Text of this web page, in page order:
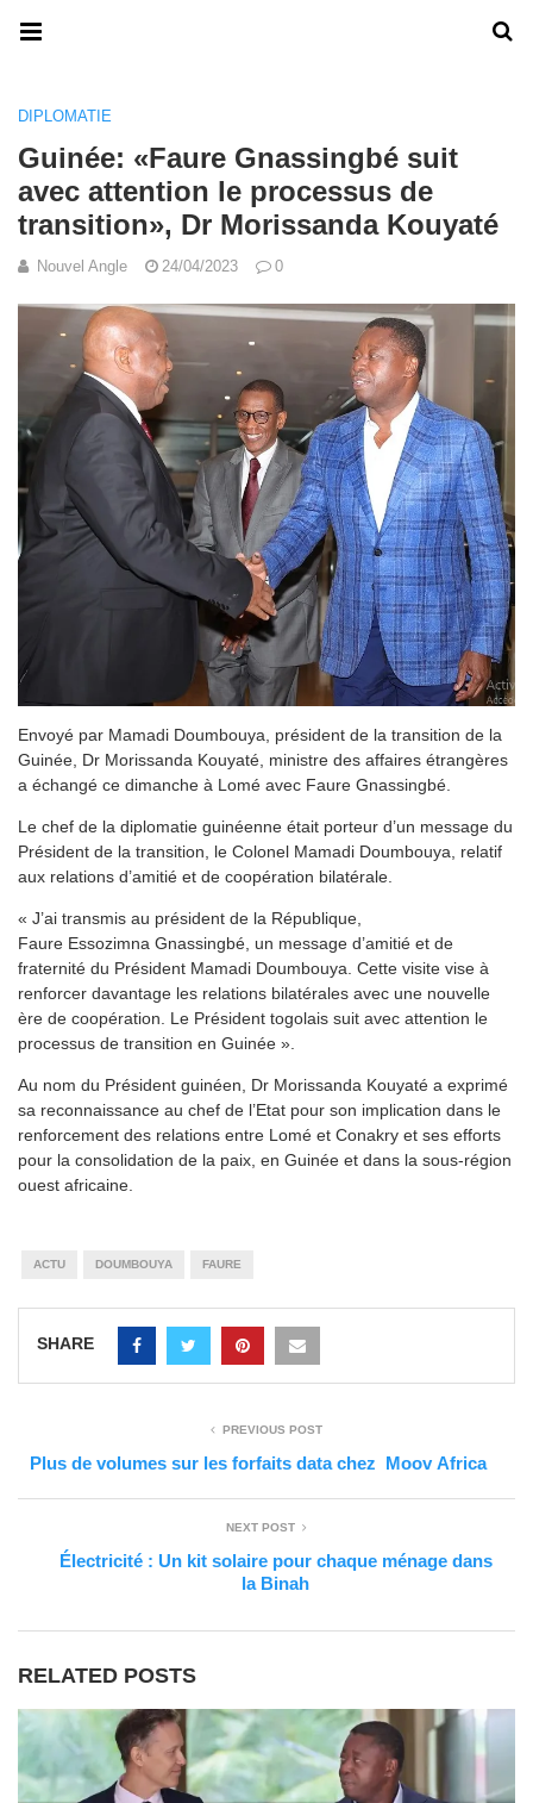
DIPLOMATIE
Guinée: «Faure Gnassingbé suit
avec attention le processus de
transition», Dr Morissanda Kouyaté
Nouvel Angle 24/04/2023 0
Envoyé par Mamadi Doumbouya, président de la transition de la
Guinée, Dr Morissanda Kouyaté, ministre des affaires étrangères
a échangé ce dimanche à Lomé avec Faure Gnassingbé.
Le chef de la diplomatie guinéenne était porteur d’un message du
Président de la transition, le Colonel Mamadi Doumbouya, relatif
aux relations d’amitié et de coopération bilatérale.
« J’ai transmis au président de la République,
Faure Essozimna Gnassingbé, un message d’amitié et de
fraternité du Président Mamadi Doumbouya. Cette visite vise à
renforcer davantage les relations bilatérales avec une nouvelle
ère de coopération. Le Président togolais suit avec attention le
processus de transition en Guinée ».
Au nom du Président guinéen, Dr Morissanda Kouyaté a exprimé
sa reconnaissance au chef de l’Etat pour son implication dans le
renforcement des relations entre Lomé et Conakry et ses efforts
pour la consolidation de la paix, en Guinée et dans la sous-région
ouest africaine.
ACTU DOUMBOUYA FAURE
SHARE
PREVIOUS POST
Plus de volumes sur les forfaits data chez Moov Africa
NEXT POST
Électricité : Un kit solaire pour chaque ménage dans
la Binah
RELATED POSTS